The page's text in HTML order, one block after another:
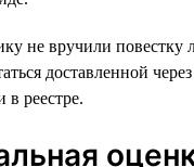
не вручили повестку
доставленной
в реестре.